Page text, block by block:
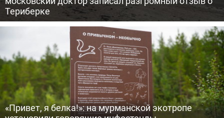
Териберке
«Привет, я белка!»: на мурманской экотропе